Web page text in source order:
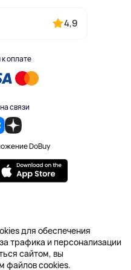
4,9
оплате
связи
DoBuy
права защищены
данных
соглашение
– NetLab
для обеспечения
трафика и персонализации
сайтом, вы
файлов cookies.